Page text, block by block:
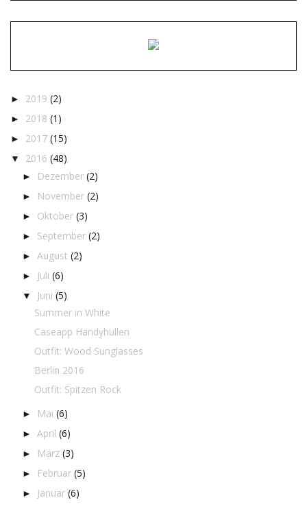
► 2019 (2)
► 2018 (1)
► 2017 (15)
▼ 2016 (48)
► Dezember (2)
► November (2)
► Oktober (3)
► September (2)
► August (2)
► Juli (6)
▼ Juni (5)
Summer in White
Caseapp Handyhüllen
Outfit: Wood Sunglasses
Berlin 2016
Outfit: Spitzen Rock
► Mai (6)
► April (6)
► März (3)
► Februar (5)
► Januar (6)